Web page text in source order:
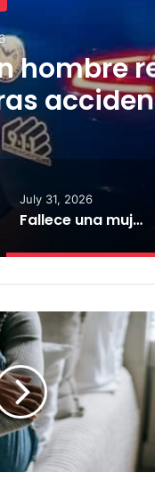
resulta
en
July 31, 2026
Fallece una mujer y un hombre resulta gravemente herido tras accidente en Cidra